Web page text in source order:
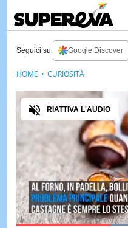
Seguici su: Google Discover
Audio
RIATTIVA L'AUDIO
HOME CURIOSITÀ